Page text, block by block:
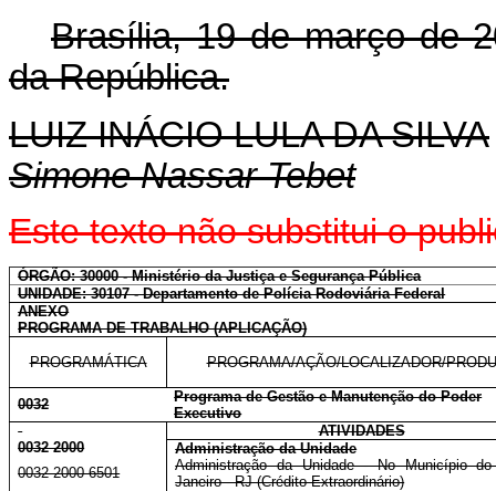
Brasília, 19 de março de
da República.
LUIZ INÁCIO LULA DA SILVA
Simone Nassar Tebet
Este texto não substitui o
ÓRGÃO: 30000 - Ministério da Justiça e Segurança Pública
UNIDADE: 30107 - Departamento de Polícia Rodoviária Federal
ANEXO
PROGRAMA DE TRABALHO (APLICAÇÃO)
PROGRAMÁTICA PROGRAMA/AÇÃO/LOCALIZADOR/
0032
Programa de Gestão e Manutenção do Poder
Executivo
ATIVIDADES
0032 2000
Administração da Unidade
0032 2000 6501
Administração da Unidade - No Município
Janeiro - RJ (Crédito Extraordinário)